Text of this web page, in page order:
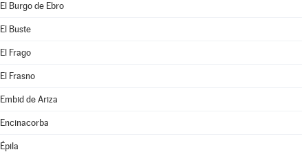
El Burgo de Ebro
El Buste
El Frago
El Frasno
Embid de Ariza
Encinacorba
Épila